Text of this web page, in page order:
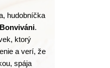
hudobníčka
.
ktorý
a verí, že
spája